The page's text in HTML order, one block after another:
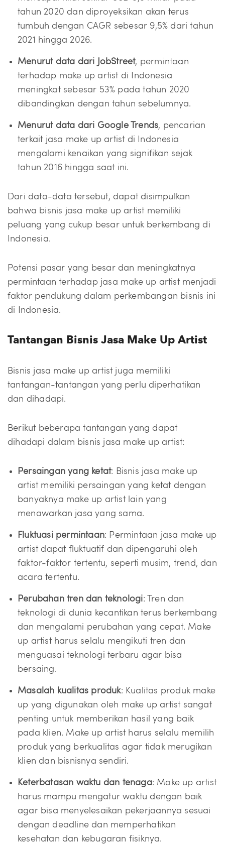
tahun 2020 dan diproyeksikan akan terus
tumbuh dengan CAGR sebesar 9,5% dari tahun
2021 hingga 2026.
Menurut data dari JobStreet, permintaan
terhadap make up artist di Indonesia
meningkat sebesar 53% pada tahun 2020
dibandingkan dengan tahun sebelumnya.
Menurut data dari Google Trends, pencarian
terkait jasa make up artist di Indonesia
mengalami kenaikan yang signifikan sejak
tahun 2016 hingga saat ini.
Dari data-data tersebut, dapat disimpulkan
bahwa bisnis jasa make up artist memiliki
peluang yang cukup besar untuk berkembang di
Indonesia.
Potensi pasar yang besar dan meningkatnya
permintaan terhadap jasa make up artist menjadi
faktor pendukung dalam perkembangan bisnis ini
di Indonesia.
Tantangan Bisnis Jasa Make Up Artist
Bisnis jasa make up artist juga memiliki
tantangan-tantangan yang perlu diperhatikan
dan dihadapi.
Berikut beberapa tantangan yang dapat
dihadapi dalam bisnis jasa make up artist:
Persaingan yang ketat: Bisnis jasa make up
artist memiliki persaingan yang ketat dengan
banyaknya make up artist lain yang
menawarkan jasa yang sama.
Fluktuasi permintaan: Permintaan jasa make up
artist dapat fluktuatif dan dipengaruhi oleh
faktor-faktor tertentu, seperti musim, trend, dan
acara tertentu.
Perubahan tren dan teknologi: Tren dan
teknologi di dunia kecantikan terus berkembang
dan mengalami perubahan yang cepat. Make
up artist harus selalu mengikuti tren dan
menguasai teknologi terbaru agar bisa
bersaing.
Masalah kualitas produk: Kualitas produk make
up yang digunakan oleh make up artist sangat
penting untuk memberikan hasil yang baik
pada klien. Make up artist harus selalu memilih
produk yang berkualitas agar tidak merugikan
klien dan bisnisnya sendiri.
Keterbatasan waktu dan tenaga: Make up artist
harus mampu mengatur waktu dengan baik
agar bisa menyelesaikan pekerjaannya sesuai
dengan deadline dan memperhatikan
kesehatan dan kebugaran fisiknya.